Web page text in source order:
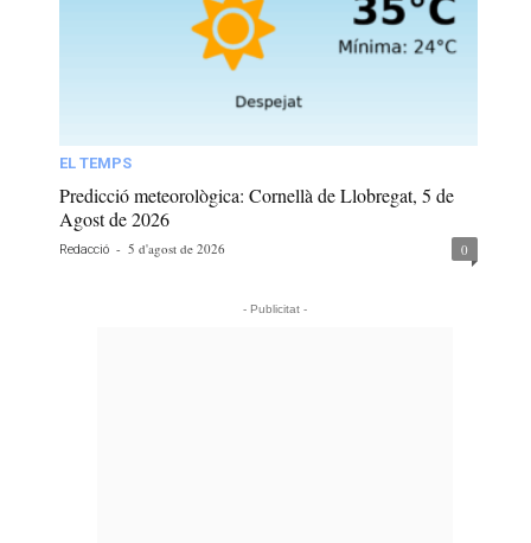
EL TEMPS
Predicció meteorològica: Cornellà de Llobregat, 5 de
Agost de 2026
Redacció - 5 d'agost de 2026 0
- Publicitat -